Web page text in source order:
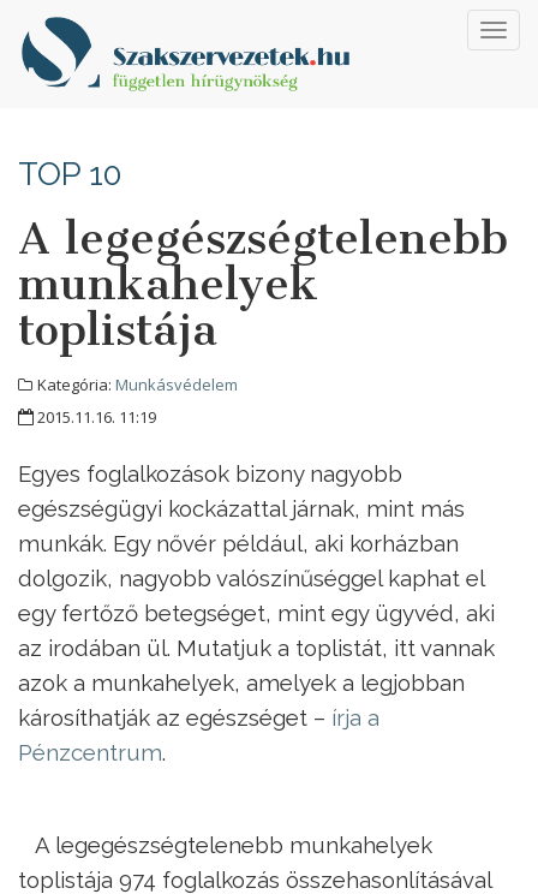
TOP 10
A legegészségtelenebb
munkahelyek
toplistája
Kategória: Munkásvédelem
2015.11.16. 11:19
Egyes foglalkozások bizony nagyobb
egészségügyi kockázattal járnak, mint más
munkák. Egy nővér például, aki korházban
dolgozik, nagyobb valószínűséggel kaphat el
egy fertőző betegséget, mint egy ügyvéd, aki
az irodában ül. Mutatjuk a toplistát, itt vannak
azok a munkahelyek, amelyek a legjobban
károsíthatják az egészséget – írja a
Pénzcentrum.
A legegészségtelenebb munkahelyek
toplistája 974 foglalkozás összehasonlításával